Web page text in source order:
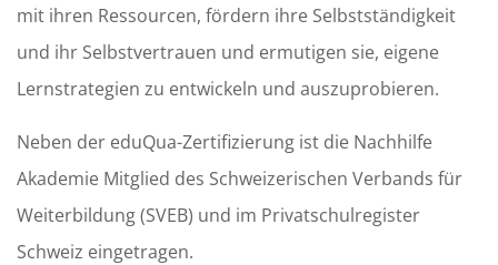
mit ihren Ressourcen, fördern ihre Selbstständigkeit
und ihr Selbstvertrauen und ermutigen sie, eigene
Lernstrategien zu entwickeln und auszuprobieren.
Neben der eduQua-Zertifizierung ist die Nachhilfe
Akademie Mitglied des Schweizerischen Verbands für
Weiterbildung (SVEB) und im Privatschulregister
Schweiz eingetragen.